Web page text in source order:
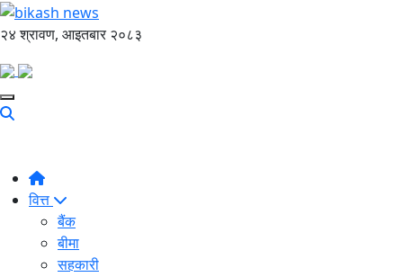
२४ श्रावण, आइतबार २०८३
वित्त
बैंक
बीमा
सहकारी